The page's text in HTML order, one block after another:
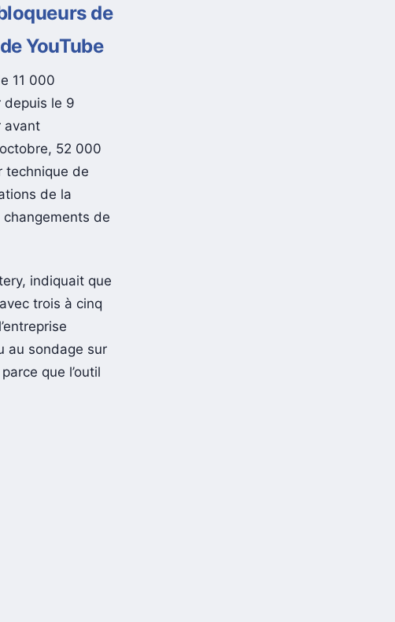
de
YouTube
11 000
depuis le 9
avant
52 000
technique de
de la
changements de
indiquait que
trois à cinq
au sondage sur
que l’outil